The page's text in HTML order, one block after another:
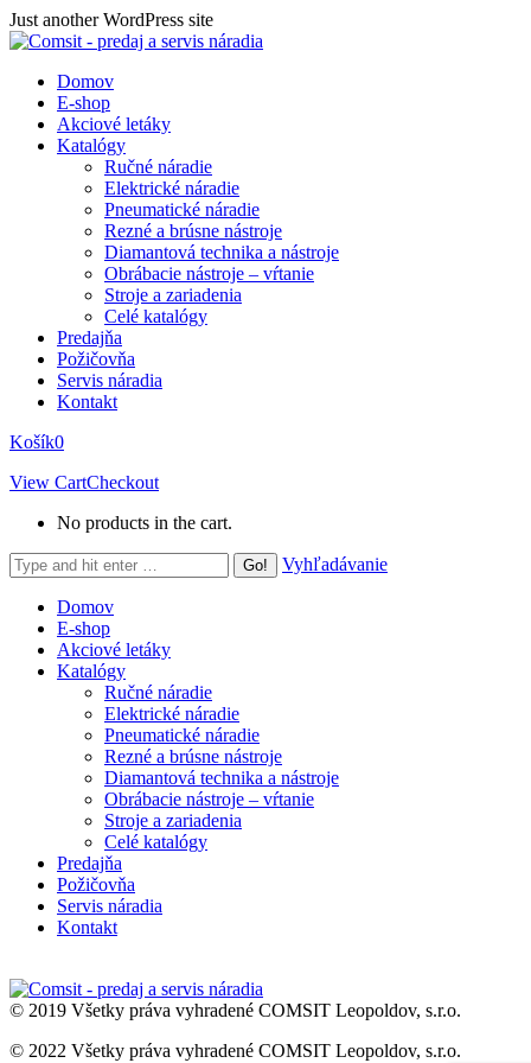
Skip
to
Just another WordPress site
Domov
E-shop
Akciové letáky
Katalógy
Ručné náradie
Elektrické náradie
Pneumatické náradie
Rezné a brúsne nástroje
Diamantová technika a nástroje
Obrábacie nástroje – vŕtanie
Stroje a zariadenia
Celé katalógy
Predajňa
Požičovňa
Servis náradia
Kontakt
Košík0
View CartCheckout
No products in the cart.
Search:
Vyhľadávanie
Domov
E-shop
Akciové letáky
Katalógy
Ručné náradie
Elektrické náradie
Pneumatické náradie
Rezné a brúsne nástroje
Diamantová technika a nástroje
Obrábacie nástroje – vŕtanie
Stroje a zariadenia
Celé katalógy
Predajňa
Požičovňa
Servis náradia
Kontakt
© 2019 Všetky práva vyhradené COMSIT Leopoldov, s.r.o.
© 2022 Všetky práva vyhradené COMSIT Leopoldov, s.r.o.